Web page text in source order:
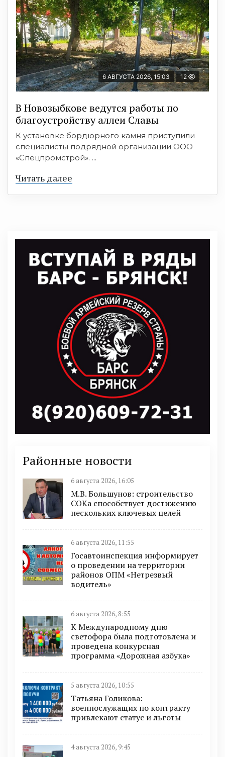
6 АВГУСТА 2026, 15:03 12
В Новозыбкове ведутся работы по
благоустройству аллеи Славы
К установке бордюрного камня приступили
специалисты подрядной организации ООО
«Спецпромстрой». ...
Читать далее
Районные новости
6 августа 2026, 16:05
М.В. Большунов: строительство
СОКа способствует достижению
нескольких ключевых целей
6 августа 2026, 11:55
Госавтоинспекция информирует
о проведении на территории
районов ОПМ «Нетрезвый
водитель»
6 августа 2026, 8:55
К Международному дню
светофора была подготовлена и
проведена конкурсная
программа «Дорожная азбука»
5 августа 2026, 10:55
Татьяна Голикова:
военнослужащих по контракту
привлекают статус и льготы
4 августа 2026, 9:45